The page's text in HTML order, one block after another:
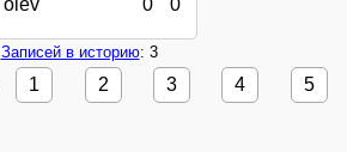
Записей в историю: 3
1 2 3 4 5